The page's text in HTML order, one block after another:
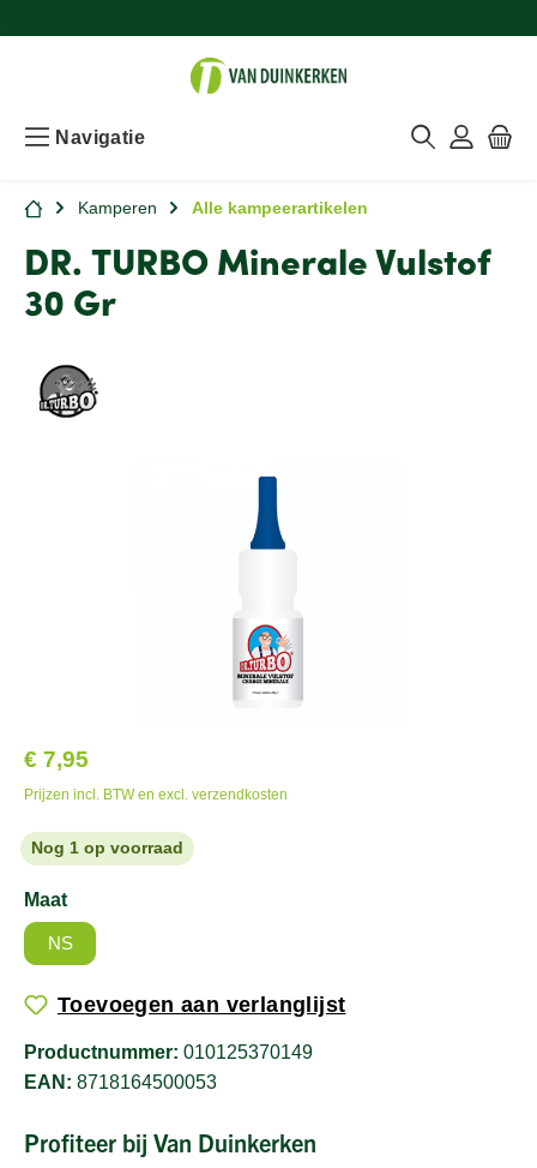
Navigatie
Kamperen Alle kampeerartikelen
DR. TURBO Minerale Vulstof
30 Gr
€ 7,95
Prijzen incl. BTW en excl. verzendkosten
Nog 1 op voorraad
Maat
NS
Toevoegen aan verlanglijst
Productnummer: 010125370149
EAN: 8718164500053
Profiteer bij Van Duinkerken